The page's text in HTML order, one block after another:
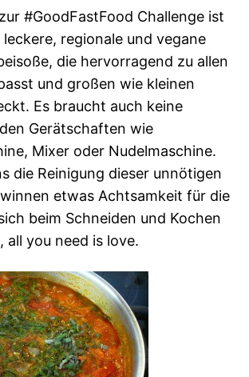
#GoodFastFood Challenge ist
leckere, regionale und vegane
die hervorragend zu allen
und großen wie kleinen
Es braucht auch keine
Gerätschaften wie
Mixer oder Nudelmaschine.
die Reinigung dieser unnötigen
etwas Achtsamkeit für die
beim Schneiden und Kochen
you need is love.